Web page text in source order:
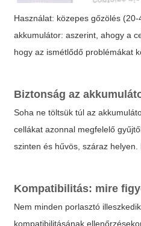
Használat: közepes gőzölés
akkumulátor: aszerint, ahogy a
hogy az ismétlődő problémákat
Biztonság az
Soha ne töltsük túl az
cellákat azonnal megfelelő
szinten és hűvös, száraz
Kompatibilitás: mire
Nem minden porlasztó
kompatibilitásának